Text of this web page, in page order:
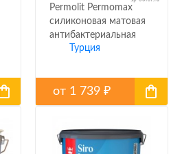
Permolit Permomax
силиконовая матовая
антибактериальная
краскаТурция
от 1 739₽